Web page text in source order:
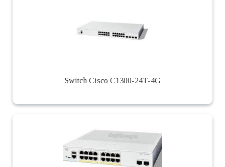
Switch Cisco C1300-24T-4G